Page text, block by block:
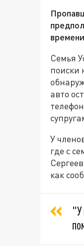
Семья
поиски
авто
У
где с
как
"У